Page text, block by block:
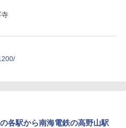
入実績 登山・キャンプ・アウトドア・
長期保存可能 緊急時用 日本国内発
寺
各駅から南海電鉄の高野山駅